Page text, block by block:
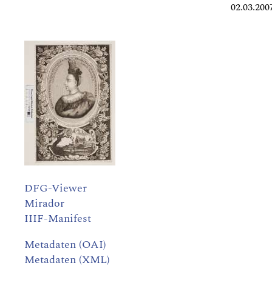
DFG-Viewer
Mirador
IIIF-Manifest
Metadaten (OAI)
Metadaten (XML)